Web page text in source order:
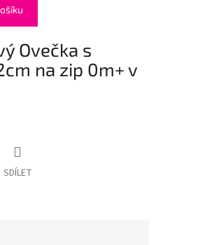
Ovečka s
na zip 0m+ v
SDÍLET